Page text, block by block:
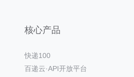
核心产品
快递100
百递云·API开放平台